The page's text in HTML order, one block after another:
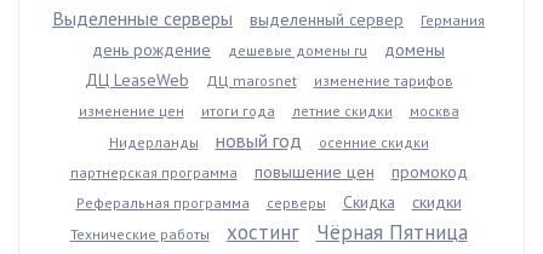
Выделенные серверы выделенный сервер Германия
день рождение дешевые домены ru
домены
ДЦ LeaseWeb
ДЦ marosnet
изменение тарифов
изменение цен
итоги года летние скидки
москва
Нидерланды
новый год
осенние скидки
партнерская программа
повышение цен промокод
Реферальная программа серверы Скидка скидки
Технические работы хостинг Чёрная Пятница